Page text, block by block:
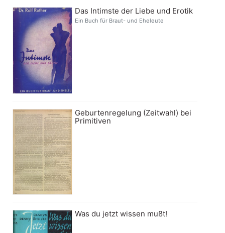
Das Intimste der Liebe und Erotik
Ein Buch für Braut- und Eheleute
Geburtenregelung (Zeitwahl) bei
Primitiven
Was du jetzt wissen mußt!